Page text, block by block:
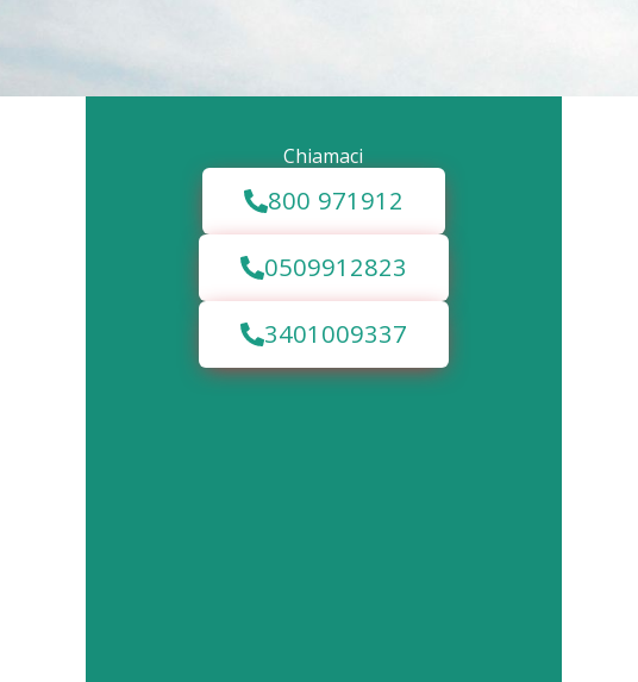
Chiamaci
800 971912
0509912823
3401009337